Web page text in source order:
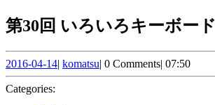
第30回 いろいろキーボード
2016-04-142016-
04-
| komatsukomatsu
| 0 Comments| 07:50
Categories: